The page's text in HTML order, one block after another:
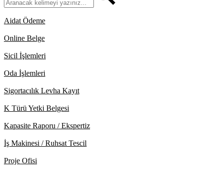
Aidat Ödeme
Online Belge
Sicil İşlemleri
Oda İşlemleri
Sigortacılık Levha Kayıt
K Türü Yetki Belgesi
Kapasite Raporu / Ekspertiz
İş Makinesi / Ruhsat Tescil
Proje Ofisi